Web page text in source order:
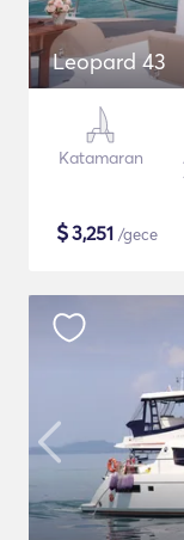
Leopard 43
Katamaran
$3,251 /gece